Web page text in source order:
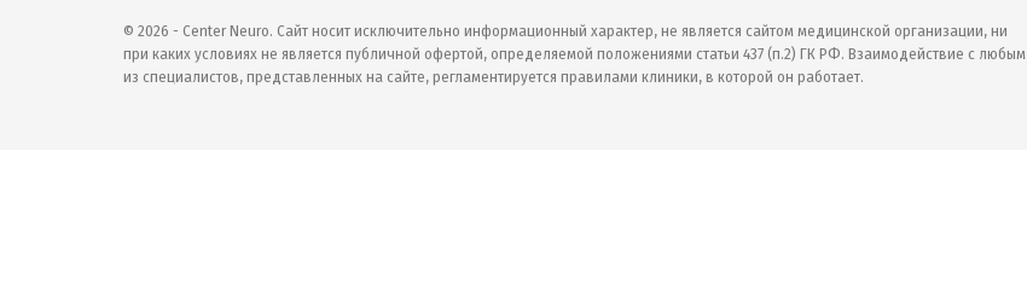
© 2026 - Center Neuro. Сайт носит исключительно информационный характер, не является сайтом медицинской организации, ни
при каких условиях не является публичной офертой, определяемой положениями статьи 437 (п.2) ГК РФ. Взаимодействие с любым
из специалистов, представленных на сайте, регламентируется правилами клиники, в которой он работает.